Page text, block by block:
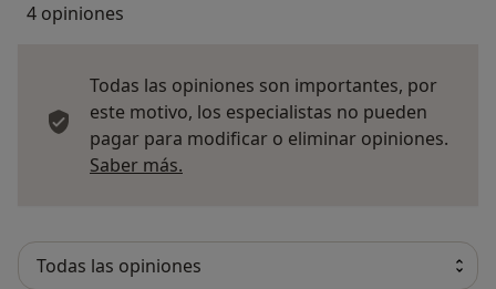
4 opiniones
Todas las opiniones son importantes, por
este motivo, los especialistas no pueden
pagar para modificar o eliminar opiniones.
Saber más.